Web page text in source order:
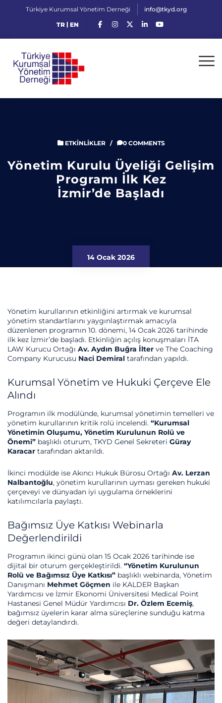
Türkiye Kurumsal Yönetim Derneği info@tkyd.org
TR| EN
ETKINLIKLER/ 0 COMMENTS
Yönetim Kurulu Üyeliği Gelişim
Programı İlk Kez
İzmir’de Başladı
14 Ocak 2026
Yönetim kurullarının etkinliğini artırmak ve kurumsal
yönetim standartlarını yaygınlaştırmak amacıyla
düzenlenen programın 10. dönemi, 14 Ocak 2026 tarihinde
ilk kez İzmir’de başladı. Etkinliğin açılış konuşmaları İTA
LAW Kurucu Ortağı Av. Aydın Buğra İlter ve The Coaching
Company Kurucusu Naci Demiral tarafından yapıldı.
Kurumsal Yönetim ve Hukuki Çerçeve Ele
Alındı
Programın ilk modülünde, kurumsal yönetimin temelleri ve
yönetim kurullarının kritik rolü incelendi. “Kurumsal
Yönetimin Oluşumu, Yönetim Kurulunun Rolü ve
Önemi” başlıklı oturum, TKYD Genel Sekreteri Güray
Karacar tarafından aktarıldı.
İkinci modülde ise Akıncı Hukuk Bürosu Ortağı Av. Lerzan
Nalbantoğlu, yönetim kurullarının uyması gereken hukuki
çerçeveyi ve dünyadan iyi uygulama örneklerini
katılımcılarla paylaştı.
Bağımsız Üye Katkısı Webinarla
Değerlendirildi
Programın ikinci günü olan 15 Ocak 2026 tarihinde ise
dijital bir oturum gerçekleştirildi. “Yönetim Kurulunun
Rolü ve Bağımsız Üye Katkısı” başlıklı webinarda, Yönetim
Danışmanı Mehmet Göçmen ile KALDER Başkan
Yardımcısı ve İzmir Ekonomi Üniversitesi Medical Point
Hastanesi Genel Müdür Yardımcısı Dr. Özlem Ecemiş,
bağımsız üyelerin karar alma süreçlerine sunduğu katma
değeri detaylandırdı.